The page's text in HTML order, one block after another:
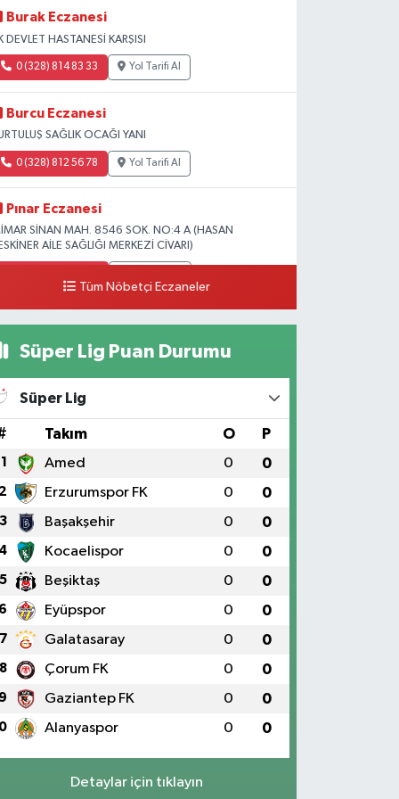
Burak Eczanesi
DEVLET HASTANESİ KARŞISI
0 (328) 814 83 33 Yol Tarifi Al
Burcu Eczanesi
SAĞLIK OCAĞI YANI
0 (328) 812 56 78 Yol Tarifi Al
Pınar Eczanesi
SİNAN MAH. 8546 SOK. NO:4 A (HASAN
AİLE SAĞLIĞI MERKEZİ CİVARI)
Tüm Nöbetçi Eczaneler
Süper Lig Puan Durumu
Süper Lig
Takım O P
1 Amed 0 0
2 Erzurumspor FK 0 0
3 Başakşehir 0 0
4 Kocaelispor 0 0
5 Beşiktaş 0 0
6 Eyüpspor 0 0
7 Galatasaray 0 0
8 Çorum FK 0 0
9 Gaziantep FK 0 0
Alanyaspor 0 0
Detaylar için tıklayın